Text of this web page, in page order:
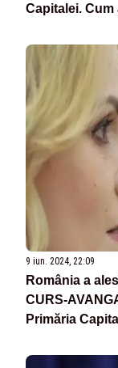
Capitalei.
9 iun. 2024, 22:09
România a
CURS-
Primăria